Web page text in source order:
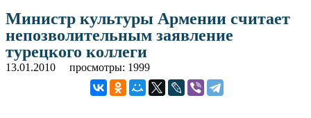
Министр культуры Армении считает
непозволительным заявление
турецкого коллеги
13.01.2010 просмотры: 1999